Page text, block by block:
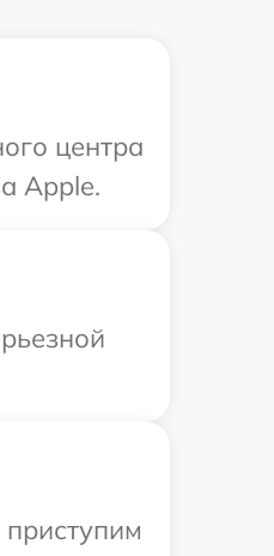
центра
Apple.